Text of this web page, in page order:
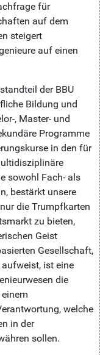
für
auf dem
steigert
auf einen
der BBU
Bildung und
, Master- und
Programme
in den für
sowohl Fach- als
bestärkt unsere
die Trumpfkarten
zu bieten,
Geist
Gesellschaft,
ist eine
die
welche
in der
sollen.